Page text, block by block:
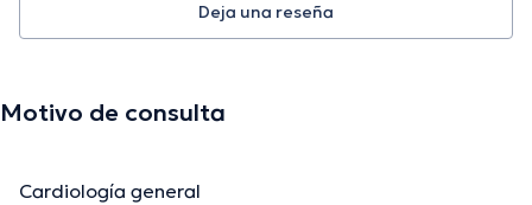
Deja una reseña
Motivo de consulta
Cardiología general